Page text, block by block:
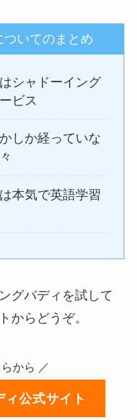
ついてのまとめ
シャドーイング
ビス
しか経っていな
本気で英語学習
グバディを試して
からどうぞ。
から ／
ィ公式サイト